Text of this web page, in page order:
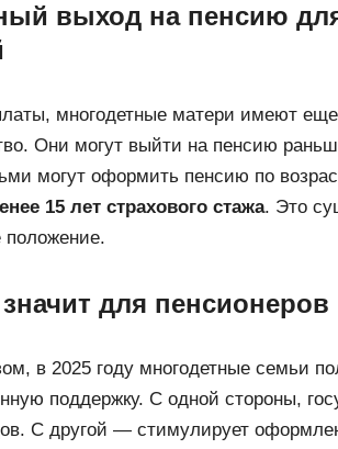
выход на пенсию
многодетные матери имеют
Они могут выйти на пенсию
могут оформить пенсию по
15 лет страхового стажа. Это
для пенсионеров
в 2025 году многодетные семьи
поддержку. С одной стороны,
С другой — стимулирует